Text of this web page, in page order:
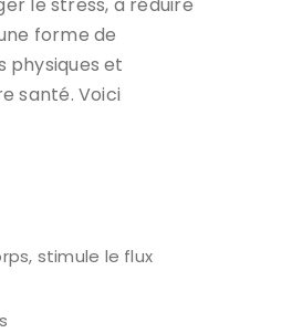
forme de
physiques et
santé. Voici
stimule le flux